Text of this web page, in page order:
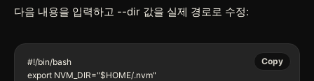
다음 내용을 입력하고 --dir 값을 실제 경로로 수정:
#!/bin/bash
export NVM_DIR="$HOME/.nvm"
Copy